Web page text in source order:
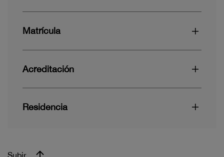
Matrícula
Acreditación
Residencia
Subir